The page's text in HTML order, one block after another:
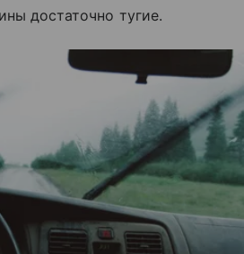
достаточно тугие.